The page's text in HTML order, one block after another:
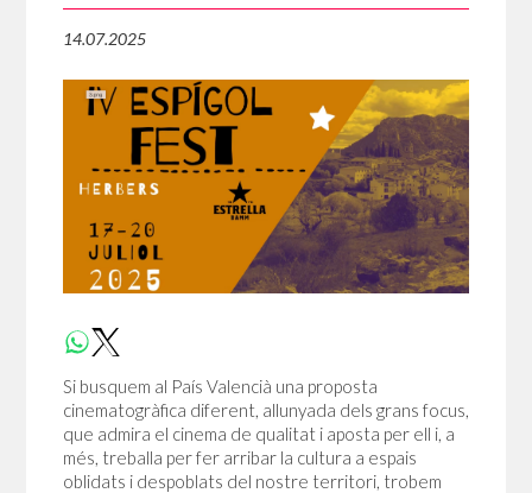
14.07.2025
Si busquem al País Valencià una proposta
cinematogràfica diferent, allunyada dels grans focus,
que admira el cinema de qualitat i aposta per ell i, a
més, treballa per fer arribar la cultura a espais
oblidats i despoblats del nostre territori, trobem